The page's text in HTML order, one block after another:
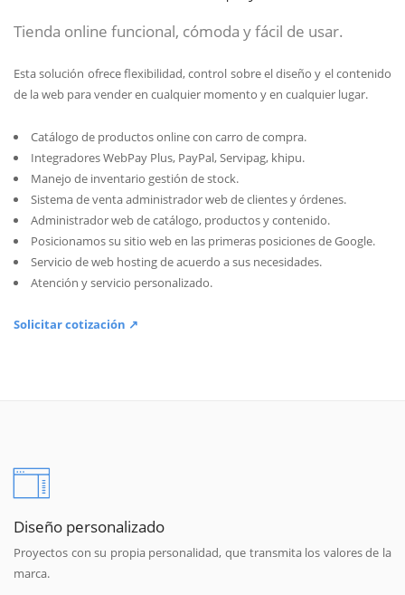
Tienda online funcional, cómoda y fácil de usar.
Esta solución ofrece flexibilidad, control sobre el diseño y el contenido
de la web para vender en cualquier momento y en cualquier lugar.
Catálogo de productos online con carro de compra.
Integradores WebPay Plus, PayPal, Servipag, khipu.
Manejo de inventario gestión de stock.
Sistema de venta administrador web de clientes y órdenes.
Administrador web de catálogo, productos y contenido.
Posicionamos su sitio web en las primeras posiciones de Google.
Servicio de web hosting de acuerdo a sus necesidades.
Atención y servicio personalizado.
Solicitar cotización ↗
Diseño personalizado
Proyectos con su propia personalidad, que transmita los valores de la
marca.